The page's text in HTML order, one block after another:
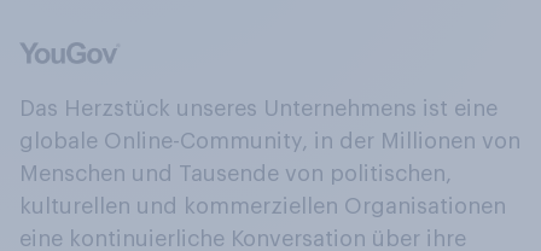
Das Herzstück unseres Unternehmens ist eine
globale Online-Community, in der Millionen von
Menschen und Tausende von politischen,
kulturellen und kommerziellen Organisationen
eine kontinuierliche Konversation über ihre